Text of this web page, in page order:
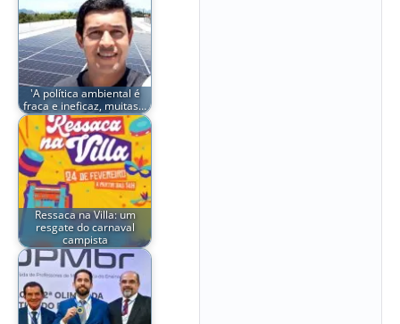
'A política ambiental é
fraca e ineficaz, muitas…
Ressaca na Villa: um
resgate do carnaval
campista